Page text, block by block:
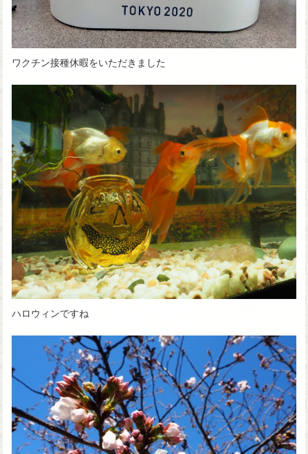
ワクチン接種休暇をいただきました
ハロウィンですね